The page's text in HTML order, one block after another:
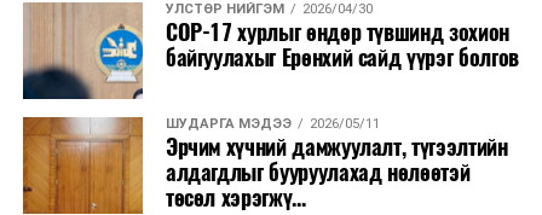
УЛСТӨР НИЙГЭМ 2026/04/30
COP-17 хурлыг өндөр түвшинд зохион
байгуулахыг Ерөнхий сайд үүрэг болгов
ШУДАРГА МЭДЭЭ 2026/05/11
Эрчим хүчний дамжуулалт, түгээлтийн
алдагдлыг бууруулахад нөлөөтэй
төсөл хэрэгжү...